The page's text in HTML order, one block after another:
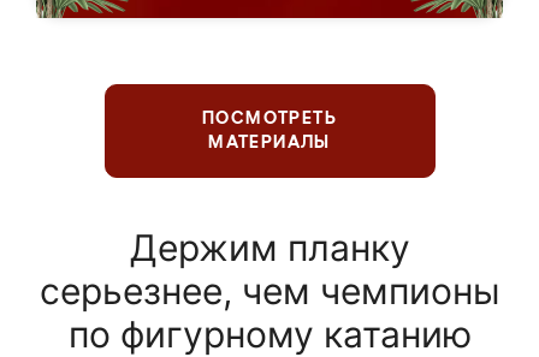
ПОСМОТРЕТЬ
МАТЕРИАЛЫ
Держим планку
серьезнее, чем чемпионы
по фигурному катанию